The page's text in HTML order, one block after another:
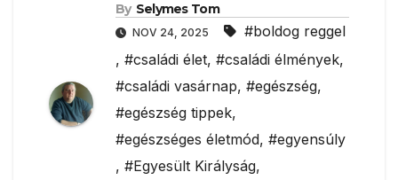
By Selymes Tom
NOV 24, 2025
#boldog reggel
, #családi élet, #családi élmények,
#családi vasárnap, #egészség,
#egészség tippek,
#egészséges életmód, #egyensúly
, #Egyesült Királyság,